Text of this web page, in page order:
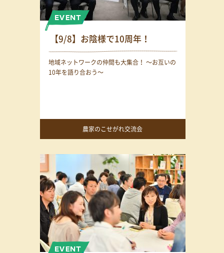
【9/8】お陰様で10周年！
地域ネットワークの仲間も大集合！ 〜お互いの
10年を語り合おう〜
農家のこせがれ交流会